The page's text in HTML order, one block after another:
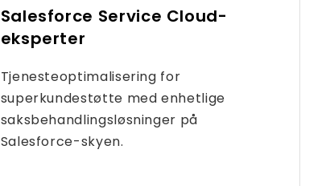
Salesforce Service Cloud-
eksperter
Tjenesteoptimalisering for
superkundestøtte med enhetlige
saksbehandlingsløsninger på
Salesforce-skyen.